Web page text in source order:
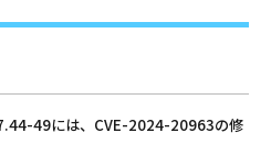
49には、CVE-2024-20963の修